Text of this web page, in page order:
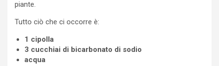
piante.
Tutto ciò che ci occorre è:
1 cipolla
3 cucchiai di bicarbonato di sodio
acqua